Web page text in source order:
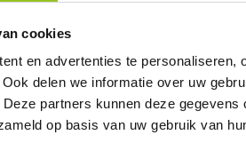
cookies
en advertenties te
delen we informatie over uw
partners kunnen deze
op basis van uw gebruik van
MITGLIED
Du möchtest an unseren